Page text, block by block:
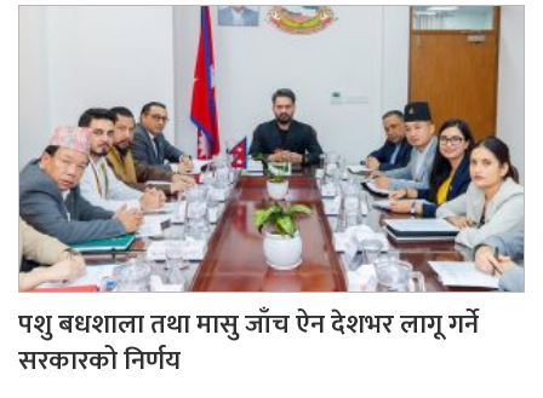
पशु बधशाला तथा मासु जाँच ऐन देशभर लागू गर्ने
सरकारको निर्णय